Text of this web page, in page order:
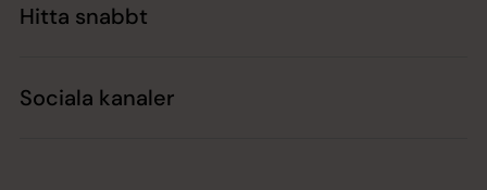
Hitta snabbt
Sociala kanaler